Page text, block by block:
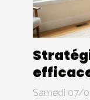
Samedi 07/